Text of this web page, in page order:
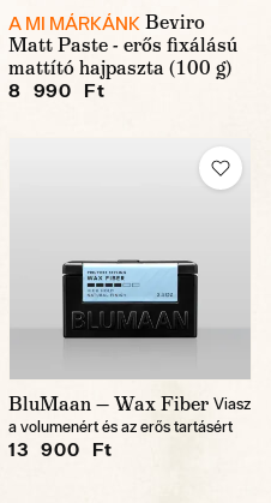
A MI MÁRKÁNK Beviro
Matt Paste - erős fixálású
mattító hajpaszta (100 g)
8 990 Ft
BluMaan — Wax Fiber Viasz
a volumenért és az erős tartásért
13 900 Ft